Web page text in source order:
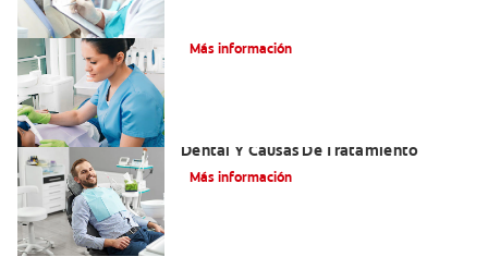
Más información
Dental Y Causas De Tratamiento
Más información